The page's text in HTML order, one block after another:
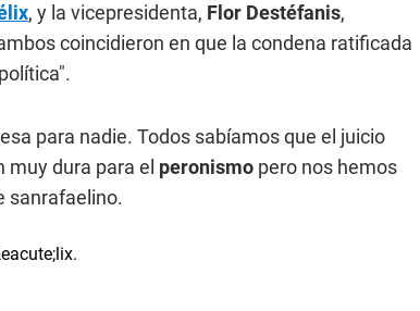
, y la vicepresidenta, Flor Destéfanis,
coincidieron en que la condena ratificada
para nadie. Todos sabíamos que el juicio
dura para el peronismo pero nos hemos
sanrafaelino.